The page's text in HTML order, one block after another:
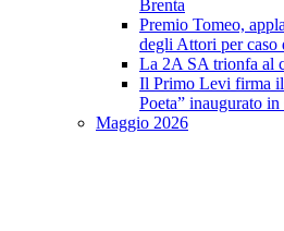
Brenta
Premio Tomeo,
degli Attori per
La 2A SA trionfa al
Il Primo Levi firma il
Poeta” inaugurato
Maggio 2026